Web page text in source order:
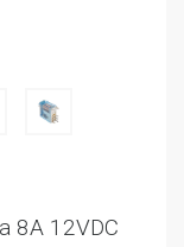
8A 12VDC